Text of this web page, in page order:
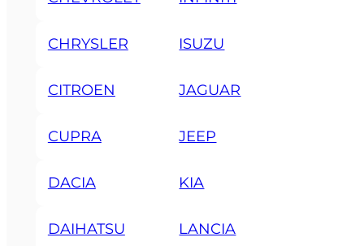
CHRYSLER
CITROEN
CUPRA
DACIA
DAIHATSU
ISUZU
JAGUAR
JEEP
KIA
LANCIA